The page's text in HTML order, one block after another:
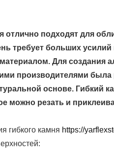
отлично подходят для
требует больших
Для создания
производителями была
основе. Гибкий
можно резать и
гибкого камня https://